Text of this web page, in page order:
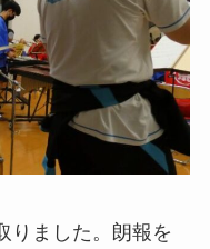
りました。朗報を